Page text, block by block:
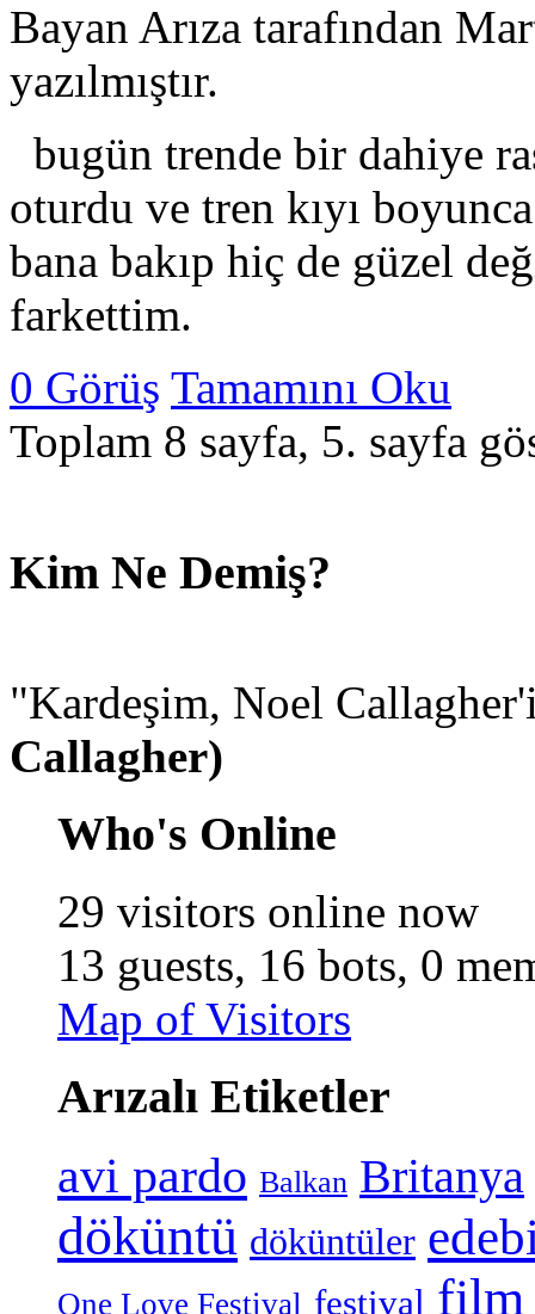
Bayan Arıza tarafından
yazılmıştır.
bugün trende bir dahiye
oturdu ve tren kıyı
bana bakıp hiç de güzel
farkettim.
0 Görüş Tamamını Oku
Toplam 8 sayfa, 5. sayfa
Kim Ne Demiş?
"Kardeşim, Noel
Callagher)
Who's Online
29 visitors online now
13 guests, 16 bots, 0
Map of Visitors
Arızalı Etiketler
avi pardo Balkan Britanya
döküntü döküntüler
One Love Festival festival film